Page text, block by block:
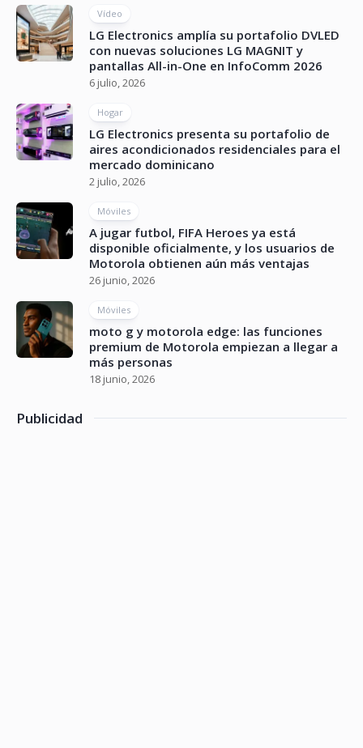
Vídeo
LG Electronics amplía su portafolio DVLED
con nuevas soluciones LG MAGNIT y
pantallas All-in-One en InfoComm 2026
6 julio, 2026
Hogar
LG Electronics presenta su portafolio de
aires acondicionados residenciales para el
mercado dominicano
2 julio, 2026
Móviles
A jugar futbol, FIFA Heroes ya está
disponible oficialmente, y los usuarios de
Motorola obtienen aún más ventajas
26 junio, 2026
Móviles
moto g y motorola edge: las funciones
premium de Motorola empiezan a llegar a
más personas
18 junio, 2026
Publicidad